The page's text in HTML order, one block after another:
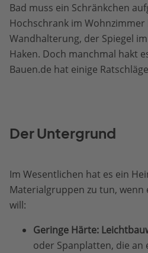
Bad muss ein Schränkchen
Hochschrank im
Wandhalterung, der Spiegel
Haken. Doch manchmal hakt
Bauen.de hat einige
Der Untergrund
Im Wesentlichen hat es ein
Materialgruppen zu tun, wenn
will:
Geringe Härte:
oder Spanplatten, die an